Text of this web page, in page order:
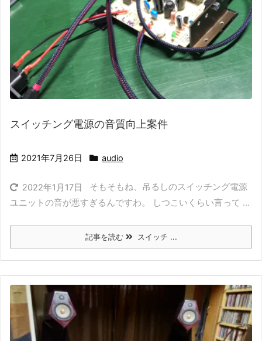
スイッチング電源の音質向上案件
2021年7月26日 audio
2022年1月17日
そもそもね、吊るしのスイッチング電源
ユニットの音が悪すぎるんですわ。 しつこいくらい言って ...
記事を読む スイッチ ...